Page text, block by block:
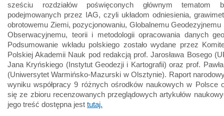
sześciu rozdziałów poświęconych głównym tematom
podejmowanych przez IAG, czyli układom odniesienia,
obrotowemu Ziemi, pozycjonowaniu, Globalnemu
Obserwacyjnemu, teorii i metodologii opracowania danych
Podsumowanie wkładu polskiego zostało wydane przez
Polskiej Akademii Nauk pod redakcją prof. Jarosława Bosego
Jana Kryńskiego (Instytut Geodezji i Kartografii) oraz prof.
(Uniwersytet Warmińsko-Mazurski w Olsztynie). Raport
wyniku współpracy 9 różnych ośrodków naukowych w Polsce
się ze zbioru recenzowanych przeglądowych artykułów
jego treść dostępna jest tutaj.